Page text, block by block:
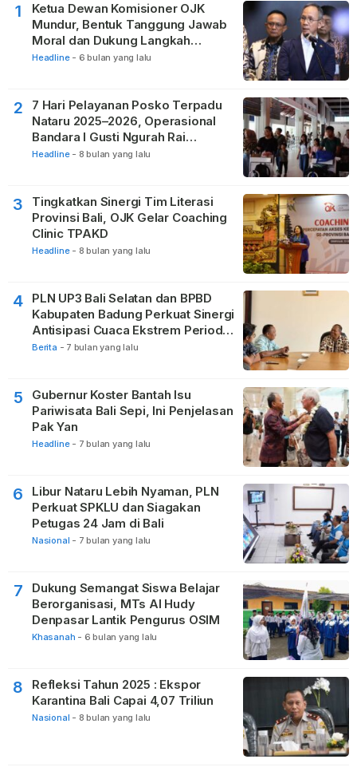
1
Ketua Dewan Komisioner OJK
Mundur, Bentuk Tanggung Jawab
Moral dan Dukung Langkah
Pemulihan
Headline - 6 bulan yang lalu
2
7 Hari Pelayanan Posko Terpadu
Nataru 2025–2026, Operasional
Bandara I Gusti Ngurah Rai
Berjalan Lancar
Headline - 8 bulan yang lalu
3
Tingkatkan Sinergi Tim Literasi
Provinsi Bali, OJK Gelar Coaching
Clinic TPAKD
Headline - 8 bulan yang lalu
4
PLN UP3 Bali Selatan dan BPBD
Kabupaten Badung Perkuat Sinergi
Antisipasi Cuaca Ekstrem Periode
Nataru
Berita - 7 bulan yang lalu
5
Gubernur Koster Bantah Isu
Pariwisata Bali Sepi, Ini Penjelasan
Pak Yan
Headline - 7 bulan yang lalu
6
Libur Nataru Lebih Nyaman, PLN
Perkuat SPKLU dan Siagakan
Petugas 24 Jam di Bali
Nasional - 7 bulan yang lalu
7
Dukung Semangat Siswa Belajar
Berorganisasi, MTs Al Hudy
Denpasar Lantik Pengurus OSIM
Khasanah - 6 bulan yang lalu
8
Refleksi Tahun 2025 : Ekspor
Karantina Bali Capai 4,07 Triliun
Nasional - 8 bulan yang lalu